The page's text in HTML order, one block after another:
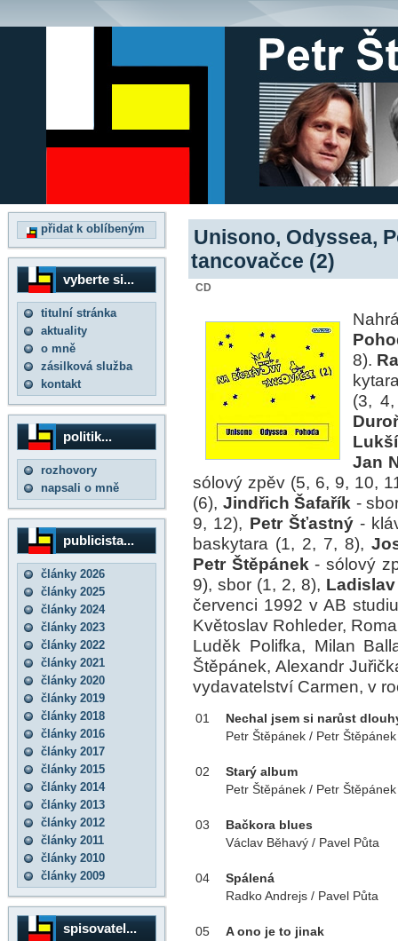
přidat k oblíbeným
vyberte si...
titulní stránka
aktuality
o mně
zásilková služba
kontakt
politik...
rozhovory
napsali o mně
publicista...
články 2026
články 2025
články 2024
články 2023
články 2022
články 2021
články 2020
články 2019
články 2018
články 2016
články 2017
články 2015
články 2014
články 2013
články 2012
články 2011
články 2010
články 2009
spisovatel...
Unisono, Odyssea,
tancovačce (2)
CD
8).
(3,
Jan
sólový zpěv (5, 6, 9, 10,
(6), Jindřich Šafařík -
9, 12), Petr Šťastný-
baskytara (1, 2, 7, 8),
Petr Štěpánek - sólový
9), sbor (1, 2, 8),
červenci 1992 v AB
Květoslav Rohleder,
Luděk Polifka, Milan
Štěpánek, Alexandr
vydavatelství Carmen, v
01
Nechal jsem si narůst
Petr Štěpánek / Petr Štěpánek
02
Starý album
Petr Štěpánek / Petr Štěpánek
03
Bačkora blues
Václav Běhavý / Pavel Půta
04
Spálená
Radko Andrejs / Pavel Půta
05
A ono je to jinak